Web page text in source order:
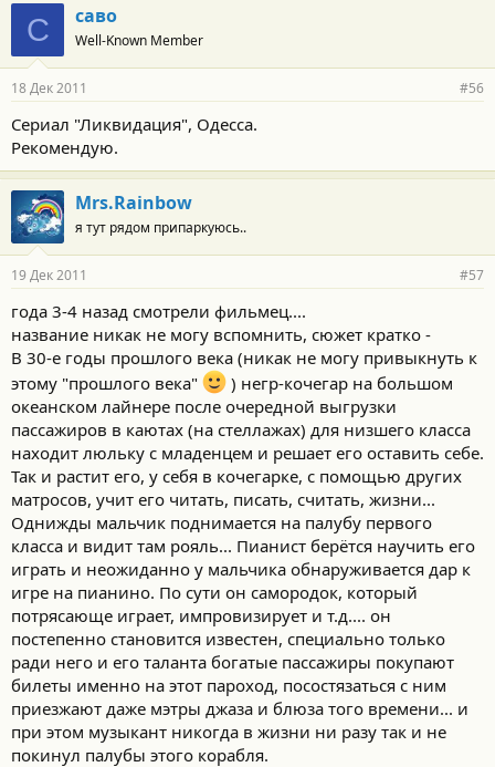
С саво
Well-Known Member
18 Дек 2011 #56
Сериал "Ликвидация", Одесса.
Рекомендую.
Mrs.Rainbow
я тут рядом припаркуюсь..
19 Дек 2011 #57
года 3-4 назад смотрели фильмец....
название никак не могу вспомнить, сюжет кратко -
В 30-е годы прошлого века (никак не могу привыкнуть к
этому "прошлого века"
) негр-кочегар на большом
океанском лайнере после очередной выгрузки
пассажиров в каютах (на стеллажах) для низшего класса
находит люльку с младенцем и решает его оставить себе.
Так и растит его, у себя в кочегарке, с помощью других
матросов, учит его читать, писать, считать, жизни...
Однижды мальчик поднимается на палубу первого
класса и видит там рояль... Пианист берётся научить его
играть и неожиданно у мальчика обнаруживается дар к
игре на пианино. По сути он самородок, который
потрясающе играет, импровизирует и т.д.... он
постепенно становится известен, специально только
ради него и его таланта богатые пассажиры покупают
билеты именно на этот пароход, посостязаться с ним
приезжают даже мэтры джаза и блюза того времени... и
при этом музыкант никогда в жизни ни разу так и не
покинул палубы этого корабля.